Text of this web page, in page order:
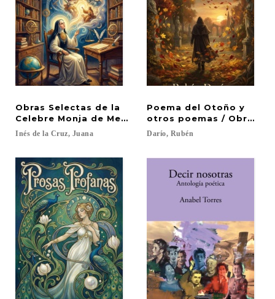
Obras Selectas de la
Celebre Monja de Mejico
Inés de la Cruz, Juana
Poema del Otoño y
otros poemas / Obras
Darío, Rubén